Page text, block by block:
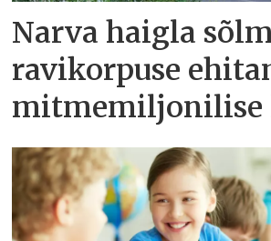
Narva haigla
ravikorpuse
mitmemiljonilise